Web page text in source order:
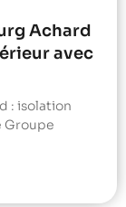
Achard
avec
: isolation
Groupe